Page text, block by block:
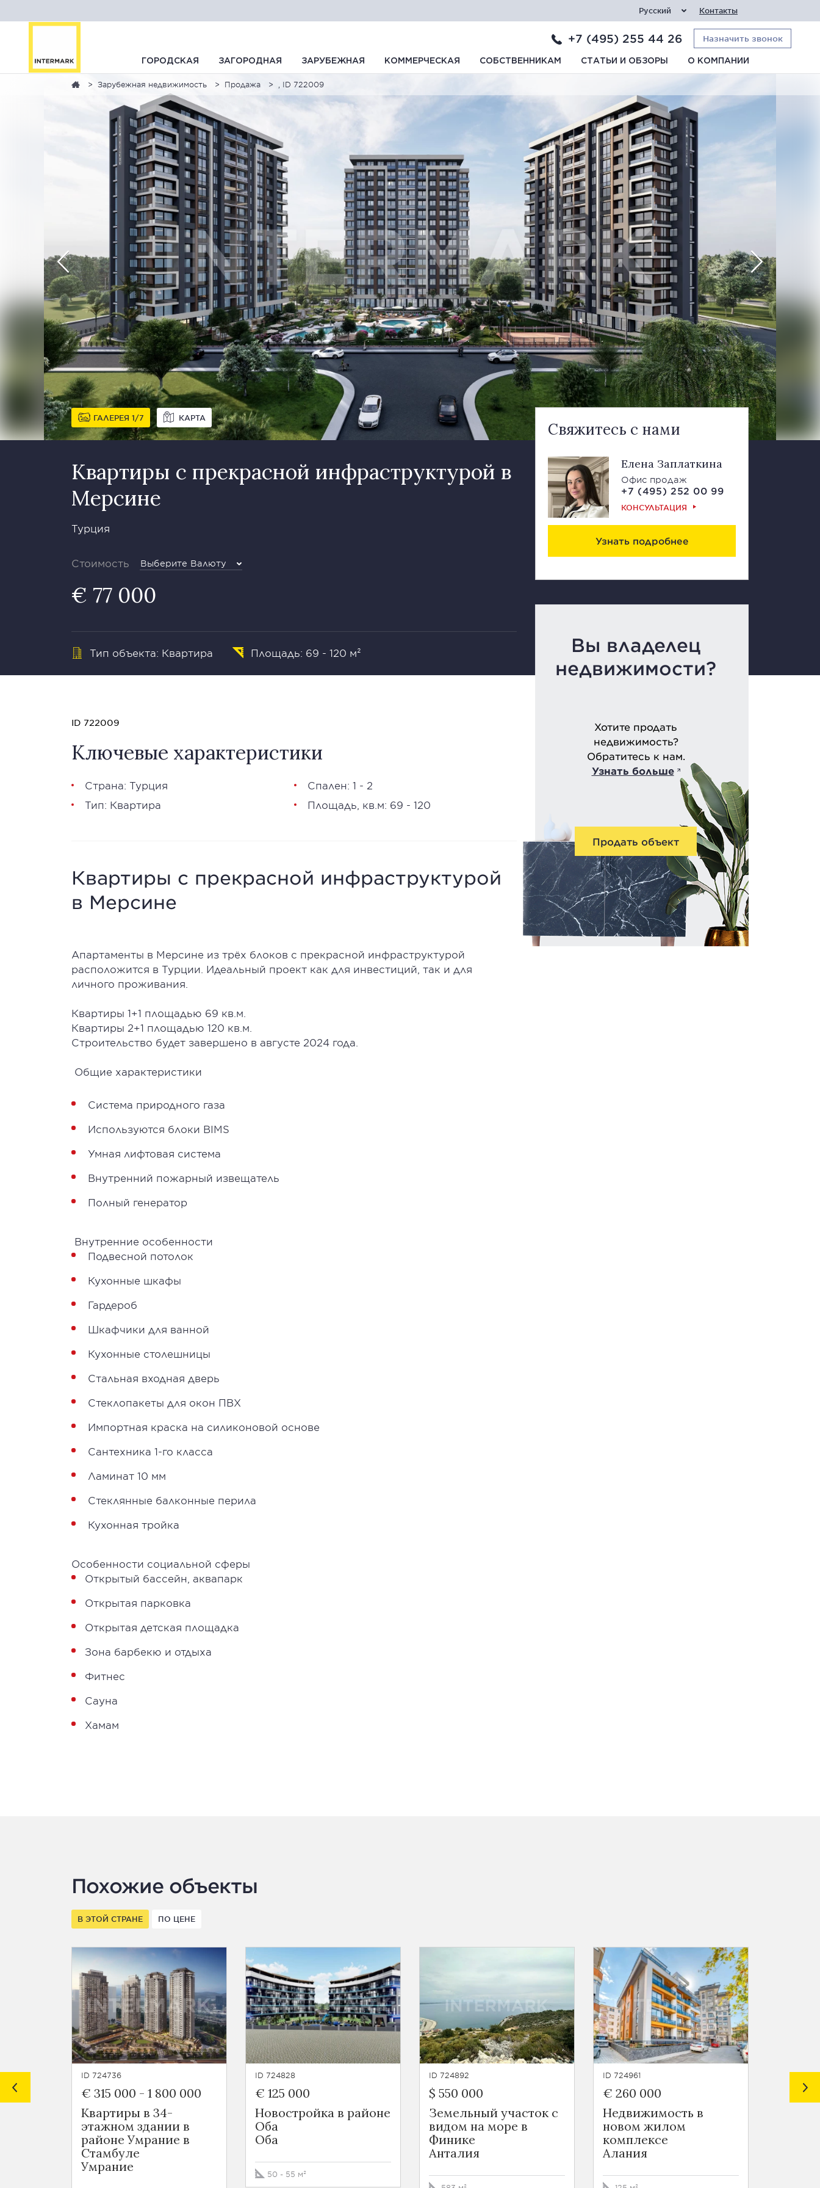
Русский Контакты
+7 (495) 255 44 26 Назначить звонок
ГОРОДСКАЯ ЗАГОРОДНАЯ ЗАРУБЕЖНАЯ КОММЕРЧЕСКАЯ СОБСТВЕННИКАМ СТАТЬИ И ОБЗОРЫ О КОМПАНИИ
Зарубежная недвижимость Продажа , ID 722009
ГАЛЕРЕЯ 1 7 КАРТА
Квартиры с прекрасной инфраструктурой в
Мерсине
Турция
Стоимость Выберите Валюту
€ 77 000
Тип объекта: Квартира Площадь: 69 - 120 м²
Свяжитесь с нами
Елена Заплаткина
Офис продаж
+7 (495) 252 00 99
КОНСУЛЬТАЦИЯ
Узнать подробнее
Вы владелец
недвижимости?
Хотите продать
недвижимость?
Обратитесь к нам.
Узнать больше
Продать объект
ID 722009
Ключевые характеристики
Страна: Турция
Тип: Квартира
Спален: 1 - 2
Площадь, кв.м: 69 - 120
Квартиры с прекрасной инфраструктурой
в Мерсине
Апартаменты в Мерсине из трёх блоков с прекрасной инфраструктурой
расположится в Турции. Идеальный проект как для инвестиций, так и для
личного проживания.
Квартиры 1+1 площадью 69 кв.м.
Квартиры 2+1 площадью 120 кв.м.
Строительство будет завершено в августе 2024 года.
Общие характеристики
Система природного газа
Используются блоки BIMS
Умная лифтовая система
Внутренний пожарный извещатель
Полный генератор
Внутренние особенности
Подвесной потолок
Кухонные шкафы
Гардероб
Шкафчики для ванной
Кухонные столешницы
Стальная входная дверь
Стеклопакеты для окон ПВХ
Импортная краска на силиконовой основе
Сантехника 1-го класса
Ламинат 10 мм
Стеклянные балконные перила
Кухонная тройка
Особенности социальной сферы
Открытый бассейн, аквапарк
Открытая парковка
Открытая детская площадка
Зона барбекю и отдыха
Фитнес
Сауна
Хамам
Похожие объекты
В ЭТОЙ СТРАНЕ ПО ЦЕНЕ
ID 724736
€ 315 000 - 1 800 000
Квартиры в 34-
этажном здании в
районе Умрание в
Стамбуле
Умрание
ID 724828
€ 125 000
Новостройка в районе
Оба
Оба
50 - 55 м²
ID 724892
$ 550 000
Земельный участок с
видом на море в
Финике
Анталия
ID 724961
€ 260 000
Недвижимость в
новом жилом
комплексе
Алания
ID 724963
€ 55